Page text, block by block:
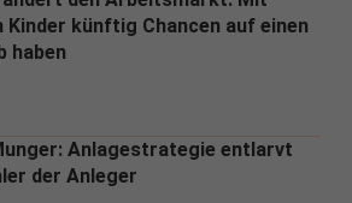
Kinder künftig Chancen auf einen
haben
Anlagestrategie entlarvt
der Anleger